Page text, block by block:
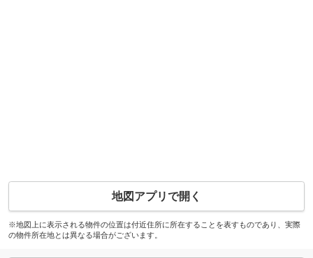
地図アプリで開く
※地図上に表示される物件の位置は付近住所に所在することを表すものであり、実際
の物件所在地とは異なる場合がございます。